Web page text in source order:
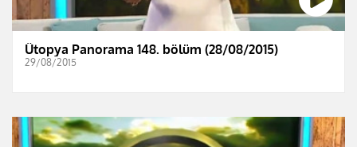
Ütopya Panorama 148. bölüm (28/08/2015)
29/08/2015